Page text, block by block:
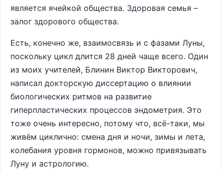
является ячейкой общества. Здоровая семья –
залог здорового общества.
Есть, конечно же, взаимосвязь и с фазами Луны,
поскольку цикл длится 28 дней чаще всего. Один
из моих учителей, Блинин Виктор Викторович,
написал докторскую диссертацию о влиянии
биологических ритмов на развитие
гиперпластических процессов эндометрия. Это
тоже очень интересно, потому что, всё-таки, мы
живём циклично: смена дня и ночи, зимы и лета,
колебания уровня гормонов, можно привязывать
Луну и астрологию.